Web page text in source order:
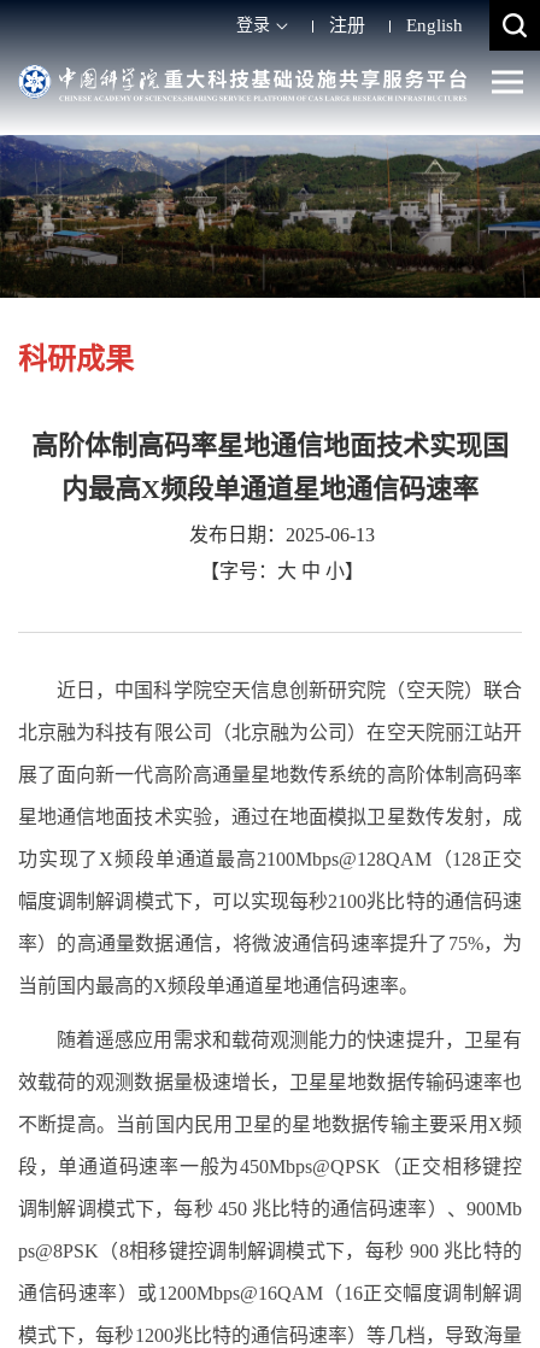
登录 注册 English
科研成果
高阶体制高码率星地通信地面技术实现国
内最高X频段单通道星地通信码速率
发布日期：2025-06-13
【字号： 大 中 小】
近日，中国科学院空天信息创新研究院（空天院）联合
北京融为科技有限公司（北京融为公司）在空天院丽江站开
展了面向新一代高阶高通量星地数传系统的高阶体制高码率
星地通信地面技术实验，通过在地面模拟卫星数传发射，成
功实现了X频段单通道最高2100Mbps@128QAM（128正交
幅度调制解调模式下，可以实现每秒2100兆比特的通信码速
率）的高通量数据通信，将微波通信码速率提升了75%，为
当前国内最高的X频段单通道星地通信码速率。
随着遥感应用需求和载荷观测能力的快速提升，卫星有
效载荷的观测数据量极速增长，卫星星地数据传输码速率也
不断提高。当前国内民用卫星的星地数据传输主要采用X频
段，单通道码速率一般为450Mbps@QPSK（正交相移键控
调制解调模式下，每秒 450 兆比特的通信码速率）、900Mb
ps@8PSK（8相移键控调制解调模式下，每秒 900 兆比特的
通信码速率）或1200Mbps@16QAM（16正交幅度调制解调
模式下，每秒1200兆比特的通信码速率）等几档，导致海量